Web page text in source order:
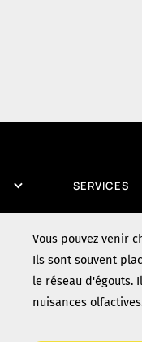
SERVICES
Puits
Vous pouvez venir
Ils sont souvent
le réseau d'égouts.
nuisances